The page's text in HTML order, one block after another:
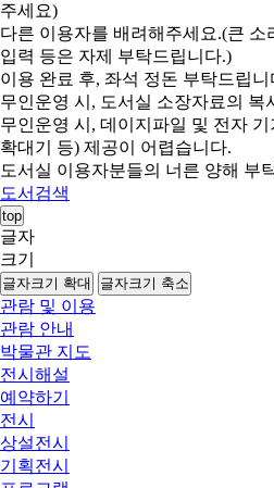
주세요)
다른 이용자를 배려해주세요.(큰
입력 등은 자제 부탁드립니다.)
이용 완료 후, 좌석 정돈 부탁드립니
무인운영 시, 도서실 소장자료의 복
무인운영 시, 데이지파일 및 전자
확대기 등) 제공이 어렵습니다.
도서실 이용자분들의 너른 양해 부
도서검색
top
글자
크기
글자크기 확대 글자크기 축소
관람 및 이용
관람 안내
박물관 지도
전시해설
예약하기
전시
상설전시
기획전시